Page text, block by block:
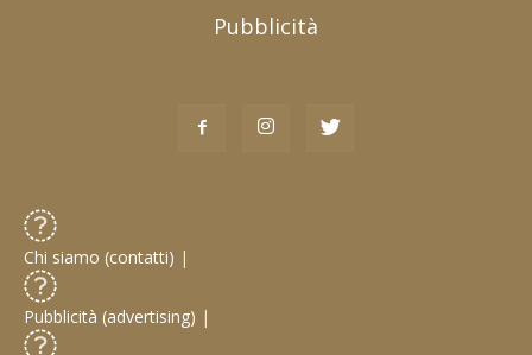
Pubblicità
Chi siamo (contatti) |
Pubblicità (advertising) |